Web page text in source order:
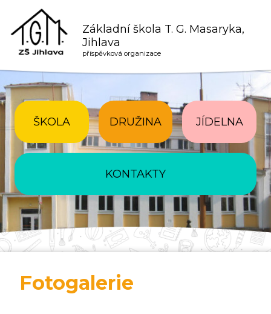
Základní škola T. G. Masaryka,
Jihlava
příspěvková organizace
ŠKOLA DRUŽINA JÍDELNA
KONTAKTY
Fotogalerie